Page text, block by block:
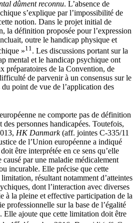
dûment reconnu. L’absence de
s’explique par l’impossibilité de
notion. Dans le projet initial de
la définition proposée pour l’expression
outre le handicap physique et
»11 . Les discussions portant sur la
mental et le handicap psychique ont
préparatoires de la Convention, de
de parvenir à un consensus sur le
du point de vue de l’application des
ne comporte pas de définition
personnes handicapées. Toutefois,
HK Danmark(aff. jointes C-335/11
de l’Union européenne a indiqué
être interprétée en ce sens qu’elle
par une maladie médicalement
incurable. Elle précise que cette
résultant notamment d’atteintes
dont l’interaction avec diverses
à la pleine et effective participation de la
professionnelle sur la base de l’égalité
Elle ajoute que cette limitation doit être